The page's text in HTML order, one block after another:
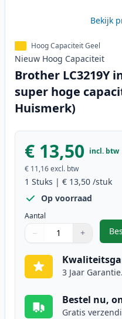
Bekijk
Hoog Capaciteit Geel
Nieuw Hoog Capaciteit
Brother LC3219Y
super hoge
Huismerk)
€ 13,50 incl. btw
€ 11,16excl. btw
1 Stuks | € 13,50 /stuk
Op voorraad
Aantal
Gebruik de knoppen om
− +
1
3 Jaar
Bestel nu,
Gratis